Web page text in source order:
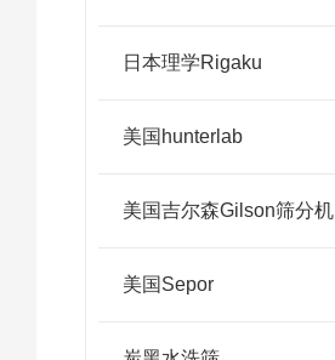
日本理学Rigaku
美国hunterlab
美国吉尔森Gilson筛分机
美国Sepor